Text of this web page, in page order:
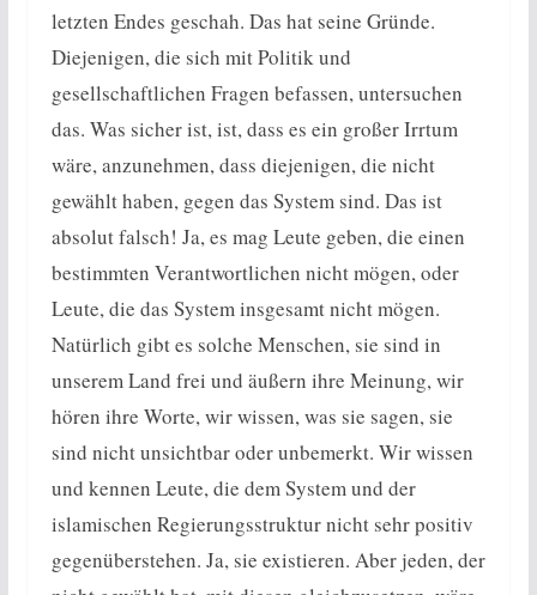
letzten Endes geschah. Das hat seine Gründe.
Diejenigen, die sich mit Politik und
gesellschaftlichen Fragen befassen, untersuchen
das. Was sicher ist, ist, dass es ein großer Irrtum
wäre, anzunehmen, dass diejenigen, die nicht
gewählt haben, gegen das System sind. Das ist
absolut falsch! Ja, es mag Leute geben, die einen
bestimmten Verantwortlichen nicht mögen, oder
Leute, die das System insgesamt nicht mögen.
Natürlich gibt es solche Menschen, sie sind in
unserem Land frei und äußern ihre Meinung, wir
hören ihre Worte, wir wissen, was sie sagen, sie
sind nicht unsichtbar oder unbemerkt. Wir wissen
und kennen Leute, die dem System und der
islamischen Regierungsstruktur nicht sehr positiv
gegenüberstehen. Ja, sie existieren. Aber jeden, der